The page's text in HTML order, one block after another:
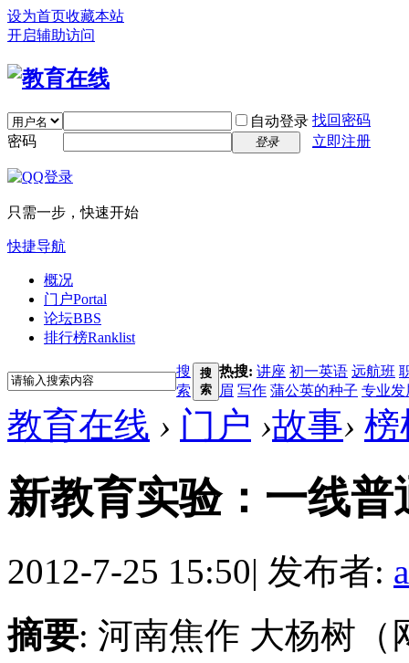
设为首页收藏本站
开启辅助访问
自动登录 找回密码
密码
登录 立即注册
只需一步，快速开始
快捷导航
概况
门户Portal
论坛BBS
排行榜Ranklist
搜
索
搜
索
热搜: 讲座 初一英语 远航班
眉 写作 蒲公英的种子 专业发
教育在线 › 门户 ›故事› 榜
新教育实验：一线
2012-7-25 15:50| 发布者:
摘要: 河南焦作 大杨树（